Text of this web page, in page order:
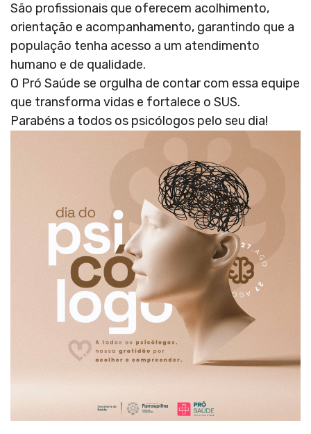
São profissionais que oferecem acolhimento,
orientação e acompanhamento, garantindo que a
população tenha acesso a um atendimento
humano e de qualidade.
O Pró Saúde se orgulha de contar com essa equipe
que transforma vidas e fortalece o SUS.
Parabéns a todos os psicólogos pelo seu dia!